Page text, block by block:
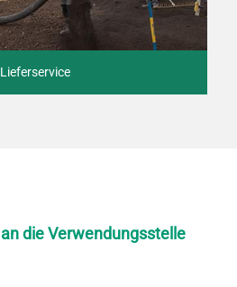
Lieferservice
die Verwendungsstelle